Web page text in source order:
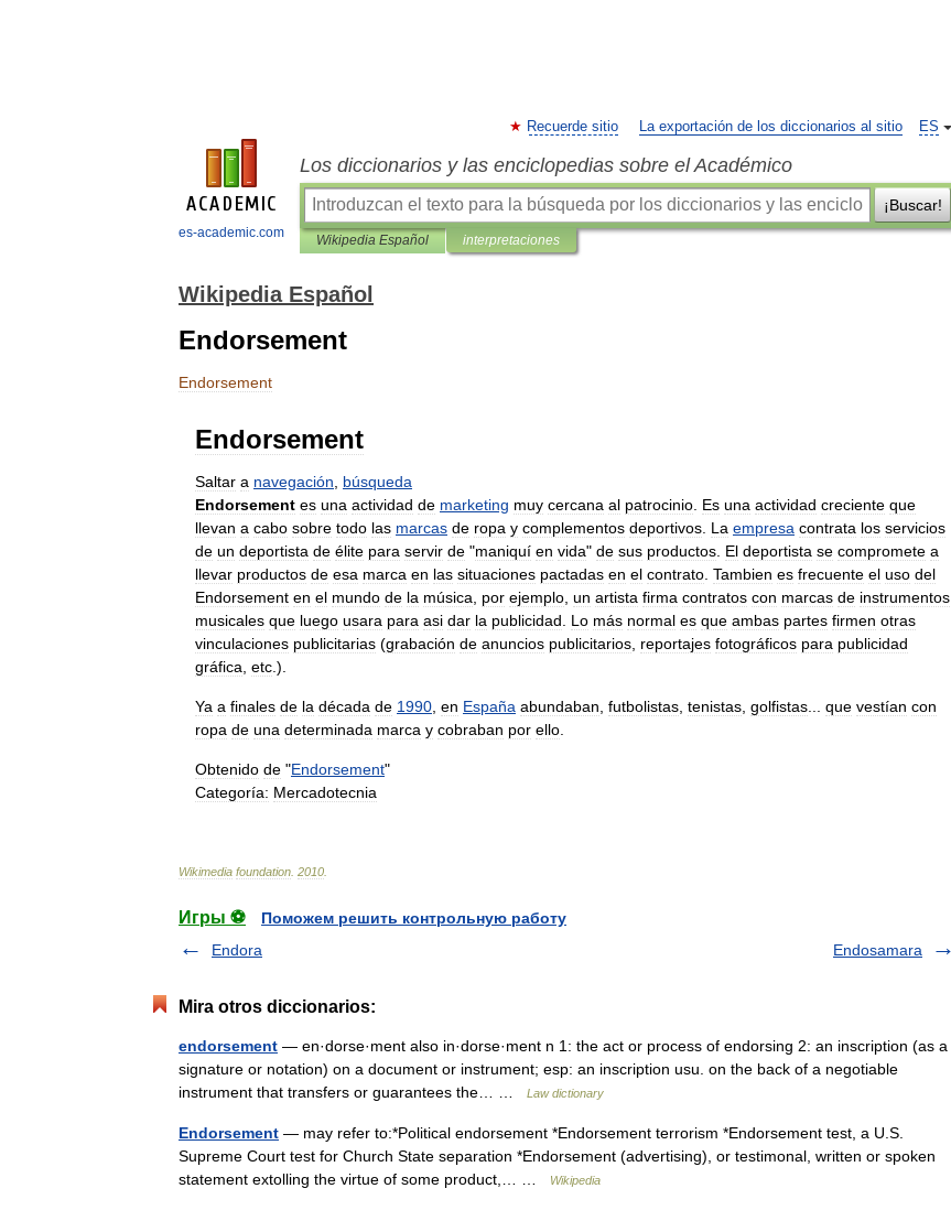
es-academic.com
ES
Recuerde sitio La exportación de los diccionarios al sitio
Los diccionarios y las enciclopedias sobre el Académico
¡Buscar!
Wikipedia Español interpretaciones
Wikipedia Español
Endorsement
Endorsement
Endorsement
Saltar a navegación
búsqueda
Endorsement es una actividad de marketing muy cercana al patrocinio Es una actividad creciente que
llevan a cabo sobre todo las marcas de ropa y complementos deportivos La empresa contrata los servicios
de un deportista de élite para servir de "maniquí en vida" de sus productos El deportista se compromete a
llevar productos de esa marca en las situaciones pactadas en el contrato Tambien es frecuente el uso del
Endorsement en el mundo de la música por ejemplo un artista firma contratos con marcas de instrumentos
musicales que luego usara para asi dar la publicidad Lo más normal es que ambas partes firmen otras
vinculaciones publicitarias (grabación de anuncios publicitarios reportajes fotográficos para publicidad
gráfica etc .).
Ya a finales de la década de 1990 en España abundaban futbolistas tenistas golfistas que vestían con
ropa de una determinada marca y cobraban por ello
Obtenido de "Endorsement"
Categoría: Mercadotecnia
Wikimedia foundation 2010
Игры ⚽
Поможем решить контрольную работу
Endora
Endosamara
Mira otros diccionarios:
endorsement — en·dorse·ment also in·dorse·ment n 1: the act or process of endorsing 2: an inscription (as a
signature or notation) on a document or instrument; esp: an inscription usu. on the back of a negotiable
instrument that transfers or guarantees the… …
Law dictionary
Endorsement — may refer to:*Political endorsement *Endorsement terrorism *Endorsement test, a U.S.
Supreme Court test for Church State separation *Endorsement (advertising), or testimonal, written or spoken
statement extolling the virtue of some product,… …
Wikipedia